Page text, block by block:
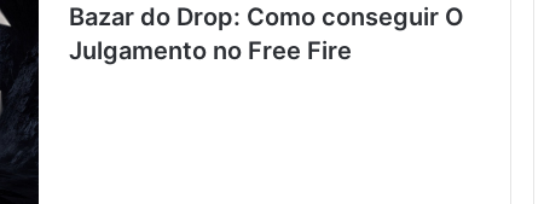
Bazar do Drop: Como conseguir O
Julgamento no Free Fire